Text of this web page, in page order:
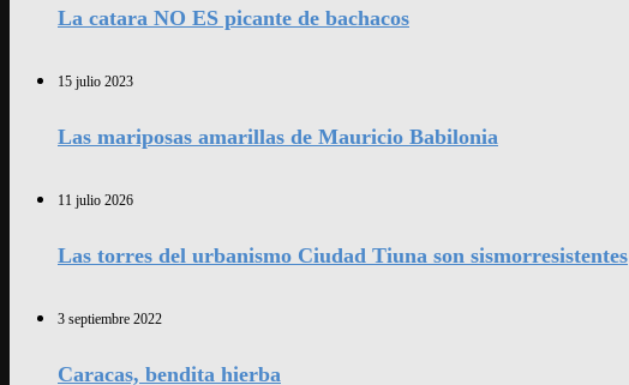
La catara NO ES picante de bachacos
15 julio 2023
Las mariposas amarillas de Mauricio Babilonia
11 julio 2026
Las torres del urbanismo Ciudad Tiuna son sismorresistentes
3 septiembre 2022
Caracas, bendita hierba